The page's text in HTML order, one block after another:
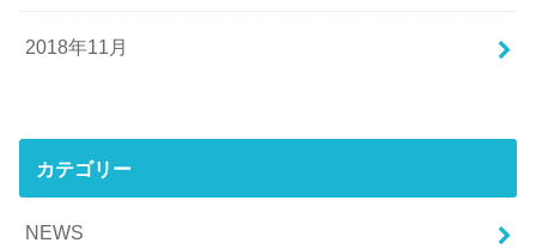
2018年11月
カテゴリー
NEWS